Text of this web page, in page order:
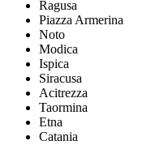
Ragusa
Piazza Armerina
Noto
Modica
Ispica
Siracusa
Acitrezza
Taormina
Etna
Catania